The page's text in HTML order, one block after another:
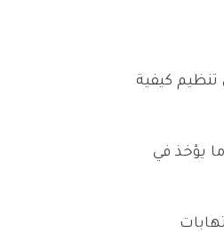
كيفية
يؤخذ في